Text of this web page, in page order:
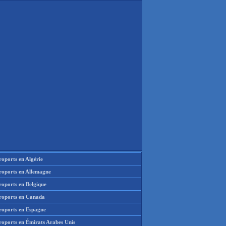
en Algérie
en Allemagne
en Belgique
en Canada
en Espagne
en Émirats Arabes Unis